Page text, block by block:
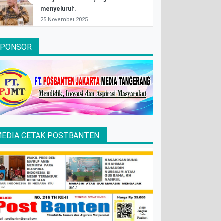
menyeluruh.
25 November 2025
CETAK POSTBANTEN